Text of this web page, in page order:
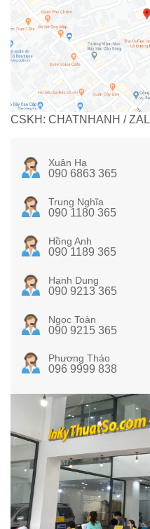
CSKH: CHATNHANH /
Xuân Hạ
090 6863 365
Trung Nghĩa
090 1180 365
Hồng Anh
090 1189 365
Hạnh Dung
090 9213 365
Ngọc Toàn
090 9215 365
Phương Thảo
096 9999 838